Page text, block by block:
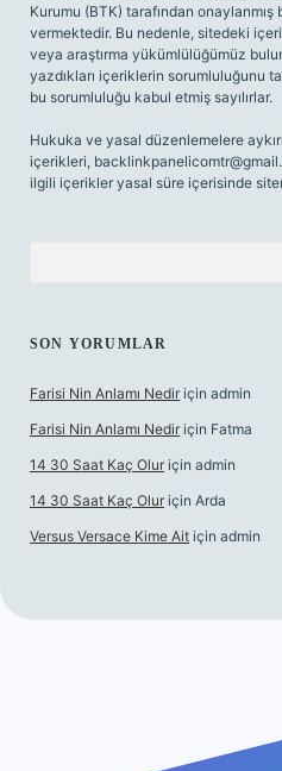
Kurumu (BTK) tarafından onaylanmış
vermektedir. Bu nedenle, sitedeki
veya araştırma yükümlülüğümüz
yazdıkları içeriklerin sorumluluğunu
bu sorumluluğu kabul etmiş sayılırlar.
Hukuka ve yasal düzenlemelere
içerikleri,
ilgili içerikler yasal süre içerisinde
SON YORUMLAR
Farisi Nin Anlamı Nedir için admin
Farisi Nin Anlamı Nedir için Fatma
14 30 Saat Kaç Olur için admin
14 30 Saat Kaç Olur için Arda
Versus Versace Kime Ait için admin